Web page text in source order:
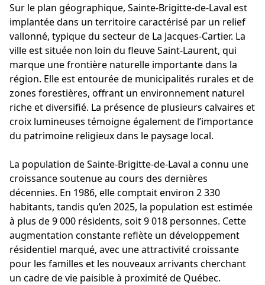
Sur le plan géographique, Sainte-Brigitte-de-Laval est
implantée dans un territoire caractérisé par un relief
vallonné, typique du secteur de La Jacques-Cartier. La
ville est située non loin du fleuve Saint-Laurent, qui
marque une frontière naturelle importante dans la
région. Elle est entourée de municipalités rurales et de
zones forestières, offrant un environnement naturel
riche et diversifié. La présence de plusieurs calvaires et
croix lumineuses témoigne également de l’importance
du patrimoine religieux dans le paysage local.
La population de Sainte-Brigitte-de-Laval a connu une
croissance soutenue au cours des dernières
décennies. En 1986, elle comptait environ 2 330
habitants, tandis qu’en 2025, la population est estimée
à plus de 9 000 résidents, soit 9 018 personnes. Cette
augmentation constante reflète un développement
résidentiel marqué, avec une attractivité croissante
pour les familles et les nouveaux arrivants cherchant
un cadre de vie paisible à proximité de Québec.